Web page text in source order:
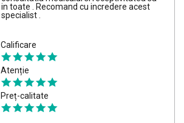
in toate . Recomand cu incredere acest
specialist .
Calificare
Atenție
Preț-calitate